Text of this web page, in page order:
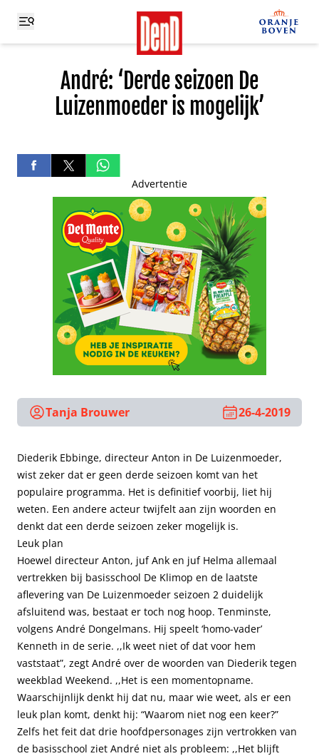
André: ‘Derde seizoen De
Luizenmoeder is mogelijk’
Advertentie
Tanja Brouwer 26-4-2019
Diederik Ebbinge, directeur Anton in De Luizenmoeder,
wist zeker dat er geen derde seizoen komt van het
populaire programma. Het is definitief voorbij, liet hij
weten. Een andere acteur twijfelt aan zijn woorden en
denkt dat een derde seizoen zeker mogelijk is.
Leuk plan
Hoewel directeur Anton, juf Ank en juf Helma allemaal
vertrekken bij basisschool De Klimop en de laatste
aflevering van De Luizenmoeder seizoen 2 duidelijk
afsluitend was, bestaat er toch nog hoop. Tenminste,
volgens André Dongelmans. Hij speelt ‘homo-vader’
Kenneth in de serie. ,,Ik weet niet of dat voor hem
vaststaat”, zegt André over de woorden van Diederik tegen
weekblad Weekend. ,,Het is een momentopname.
Waarschijnlijk denkt hij dat nu, maar wie weet, als er een
leuk plan komt, denkt hij: “Waarom niet nog een keer?”
Zelfs het feit dat drie hoofdpersonages zijn vertrokken van
de basisschool ziet André niet als probleem: ,,Het blijft